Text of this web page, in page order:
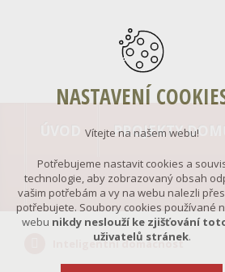
PROJEKTY DOMŮ
Inteligentní domácnost
NASTAVENÍ
Vítejte na našem webu!
Potřebujeme nastavit cookies a
technologie, aby zobrazovaný obsah
vašim potřebám a vy na webu nalezli
potřebujete. Soubory cookies používané
webu nikdy neslouží ke zjišťování
uživatelů stránek.